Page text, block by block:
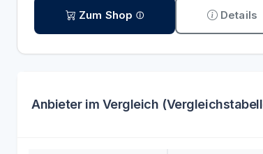
Zum Shop Details
Anbieter im Vergleich